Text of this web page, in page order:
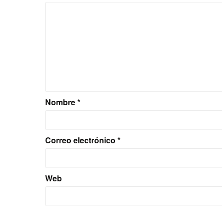
Nombre*
Correo electrónico *
Web